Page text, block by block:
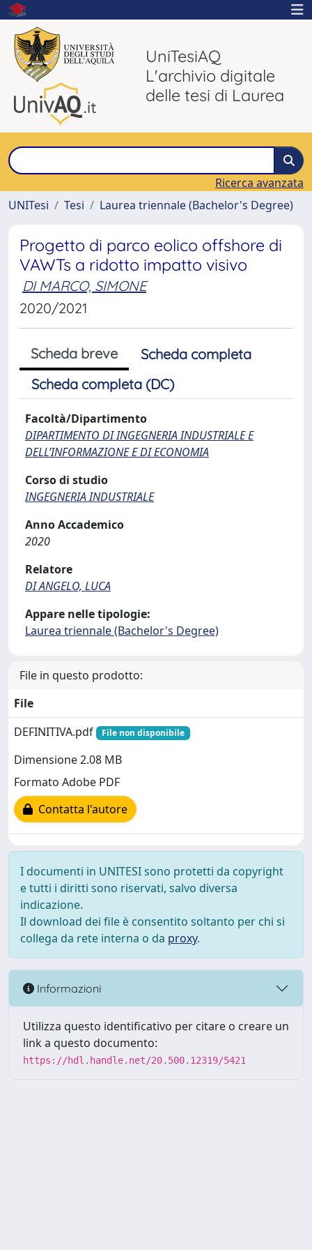
UniTesiAQ
L'archivio digitale
delle tesi di Laurea
Ricerca avanzata
UNITesi
Tesi Laurea triennale (Bachelor's Degree)
Progetto di parco eolico offshore di
VAWTs a ridotto impatto visivo
DI MARCO, SIMONE
2020/2021
Scheda breve
Scheda completa
Scheda completa (DC)
Facoltà/Dipartimento
DIPARTIMENTO DI INGEGNERIA INDUSTRIALE E
DELL’INFORMAZIONE E DI ECONOMIA
Corso di studio
INGEGNERIA INDUSTRIALE
Anno Accademico
2020
Relatore
DI ANGELO, LUCA
Appare nelle tipologie:
Laurea triennale (Bachelor's Degree)
File in questo prodotto:
File
DEFINITIVA.pdf
File non disponibile
Dimensione 2.08 MB
Formato Adobe PDF
Contatta l'autore
I documenti in UNITESI sono protetti da copyright
e tutti i diritti sono riservati, salvo diversa
indicazione.
Il download dei file è consentito soltanto per chi si
collega da rete interna o da proxy.
Informazioni
Utilizza questo identificativo per citare o creare un
link a questo documento:
https://hdl.handle.net/20.500.12319/5421